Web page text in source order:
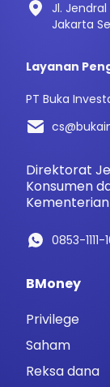
Jl.
Jakarta
Layanan
PT Buka
Direktorat
Konsumen
0853-1111-
BMoney
Privilege
Saham
Reksa dana